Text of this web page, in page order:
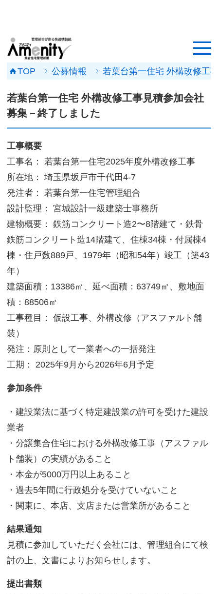
記事一覧
工事事例
マンションメンテの無料相談
媒体資料
会社概要
サイトマップ
TOP 公募情報 若葉台第一住宅 外構改修工
若葉台第一住宅 外構改修工事見積参加会社
募集－終了しました
工事概要
工事名： 若葉台第一住宅2025年度外構改修工事
所在地： 埼玉県坂戸市千代田4-7
発注者：
若葉台第一住宅管理組合
設計監理：
宮城設計一級建築士事務所
建物概要：
鉄筋コンクリート造2〜8階建て・鉄骨
鉄筋コンクリート造14階建て、住棟34棟・付属棟4
棟・住戸数889戸、1979年（昭和54年）竣工（築43
年）
建築面積：13386㎡、延べ面積：63749㎡、敷地面
積：88506㎡
工事種目： 仮設工事、外構改修（アスファルト舗
装）
発注：原則として一業者への一括発注
工期：
2025年9月から 2026年6月予定
参加条件
・建設業法に基づく特定建設業の許可を受けた建設
業者
・分譲集合住宅における外構改修工事（アスファル
ト舗装）の実績があること
・本金が5000万円以上あること
・過去5年間に行政処分を受けていないこと
・関東に、本店、支店または営業所があること
結果通知
見積に参加していただく会社には、管理組合にて検
討の上、文書によりお知らせします。
提出書類